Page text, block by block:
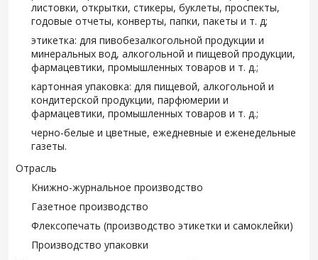
листовки, открытки, стикеры, буклеты, проспекты,
годовые отчеты, конверты, папки, пакеты и т. д;
этикетка: для пивобезалкогольной продукции и
минеральных вод, алкогольной и пищевой продукции,
фармацевтики, промышленных товаров и т. д.;
картонная упаковка: для пищевой, алкогольной и
кондитерской продукции, парфюмерии и
фармацевтики, промышленных товаров и т. д.;
черно-белые и цветные, ежедневные и еженедельные
газеты.
Отрасль
Книжно-журнальное производство
Газетное производство
Флексопечать (производство этикетки и самоклейки)
Производство упаковки